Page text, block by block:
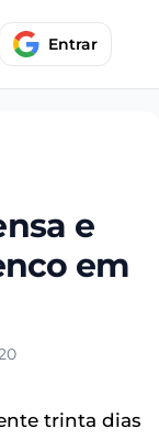
Entrar
e
em
trinta dias